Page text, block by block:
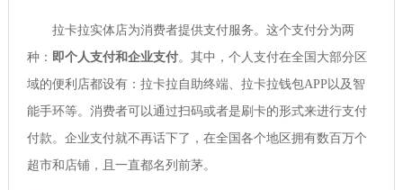
拉卡拉实体店为消费者提供支付服务。这个支付分为两
种： 即个人支付和企业支付。其中，个人支付在全国大部分区
域的便利店都设有：拉卡拉自助终端、拉卡拉钱包APP以及智
能手环等。消费者可以通过扫码或者是刷卡的形式来进行支付
付款。企业支付就不再话下了，在全国各个地区拥有数百万个
超市和店铺，且一直都名列前茅。